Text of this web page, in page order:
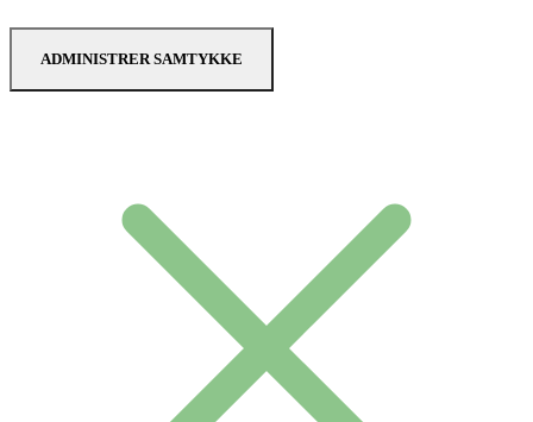
ADMINISTRER SAMTYKKE